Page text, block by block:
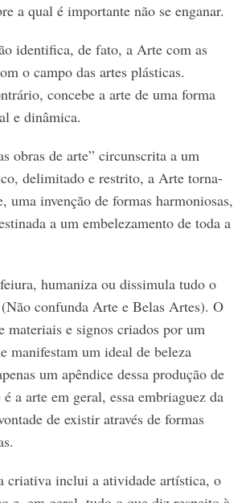
a qual é importante não se enganar.
identifica, de fato, a Arte com as
o campo das artes plásticas.
concebe a arte de uma forma
e dinâmica.
obras de arte” circunscrita a um
delimitado e restrito, a Arte torna-
uma invenção de formas harmoniosas,
a um embelezamento de toda a
humaniza ou dissimula tudo o
confunda Arte e Belas Artes). O
materiais e signos criados por um
manifestam um ideal de beleza
um apêndice dessa produção de
a arte em geral, essa embriaguez da
de existir através de formas
criativa inclui a atividade artística, o